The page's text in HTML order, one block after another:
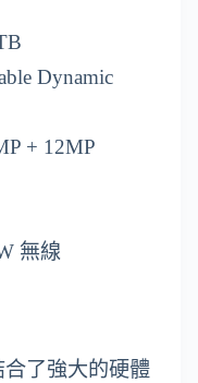
Dynamic
+ 12MP
無線
合了強大的硬體